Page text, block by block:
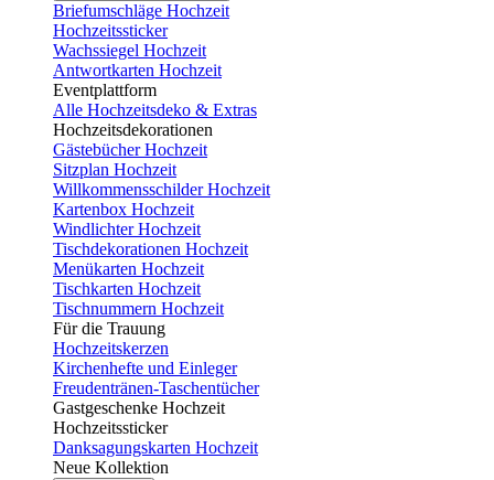
Briefumschläge Hochzeit
Hochzeitssticker
Wachssiegel Hochzeit
Antwortkarten Hochzeit
Eventplattform
Alle Hochzeitsdeko & Extras
Hochzeitsdekorationen
Gästebücher Hochzeit
Sitzplan Hochzeit
Willkommensschilder Hochzeit
Kartenbox Hochzeit
Windlichter Hochzeit
Tischdekorationen Hochzeit
Menükarten Hochzeit
Tischkarten Hochzeit
Tischnummern Hochzeit
Für die Trauung
Hochzeitskerzen
Kirchenhefte und Einleger
Freudentränen-Taschentücher
Gastgeschenke Hochzeit
Hochzeitssticker
Danksagungskarten Hochzeit
Neue Kollektion